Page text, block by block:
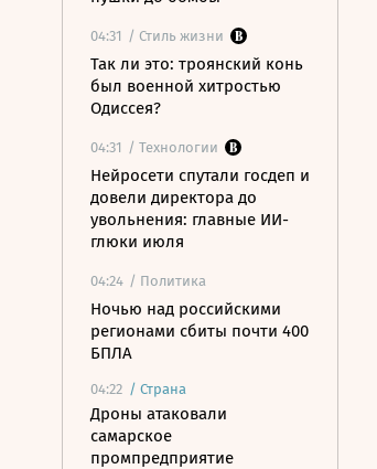
04:31 / Стиль жизни
Так ли это: троянский конь
был военной хитростью
Одиссея?
04:31 / Технологии
Нейросети спутали госдеп и
довели директора до
увольнения: главные ИИ-
глюки июля
04:24 / Политика
Ночью над российскими
регионами сбиты почти 400
БПЛА
04:22 / Страна
Дроны атаковали
самарское
промпредприятие